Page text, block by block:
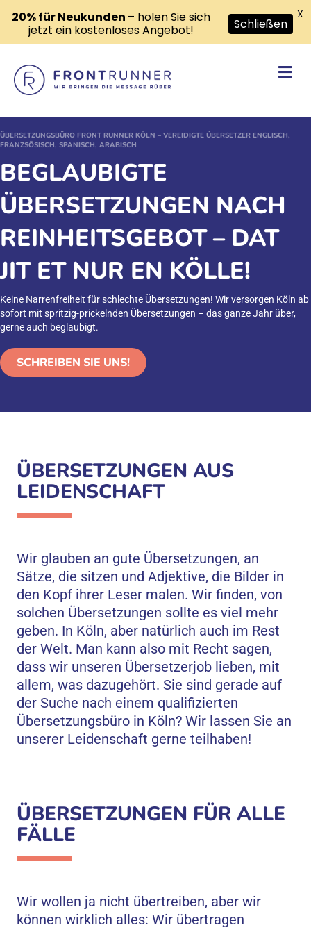
ÜBERSETZUNGSBÜRO FRONT RUNNER KÖLN – VEREIDIGTE ÜBERSETZER ENGLISCH,
FRANZSÖSISCH, SPANISCH, ARABISCH
BEGLAUBIGTE
ÜBERSETZUNGEN NACH
REINHEITSGEBOT – DAT
JIT ET NUR EN KÖLLE!
Keine Narrenfreiheit für schlechte Übersetzungen! Wir versorgen Köln ab
sofort mit spritzig-prickelnden Übersetzungen – das ganze Jahr über,
gerne auch beglaubigt.
SCHREIBEN SIE UNS!
ÜBERSETZUNGEN AUS
LEIDENSCHAFT
Wir glauben an gute Übersetzungen, an
Sätze, die sitzen und Adjektive, die Bilder in
den Kopf ihrer Leser malen. Wir finden, von
solchen Übersetzungen sollte es viel mehr
geben. In Köln, aber natürlich auch im Rest
der Welt. Man kann also mit Recht sagen,
dass wir unseren Übersetzerjob lieben, mit
allem, was dazugehört. Sie sind gerade auf
der Suche nach einem qualifizierten
Übersetzungsbüro in Köln? Wir lassen Sie an
unserer Leidenschaft gerne teilhaben!
ÜBERSETZUNGEN FÜR ALLE
FÄLLE
Wir wollen ja nicht übertreiben, aber wir
können wirklich alles: Wir übertragen
20% für Neukunden – holen Sie sich
jetzt ein kostenloses Angebot! Schließen
X